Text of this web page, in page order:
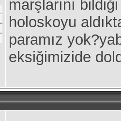
marşlarını
holoskoyu
paramız
eksiğimizide